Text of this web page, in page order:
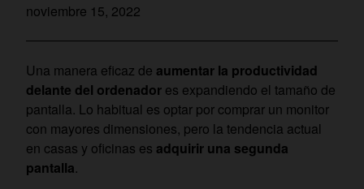
noviembre 15, 2022
Una manera eficaz de aumentar la productividad
delante del ordenador es expandiendo el tamaño de
pantalla. Lo habitual es optar por comprar un monitor
con mayores dimensiones, pero la tendencia actual
en casas y oficinas es adquirir una segunda
pantalla.